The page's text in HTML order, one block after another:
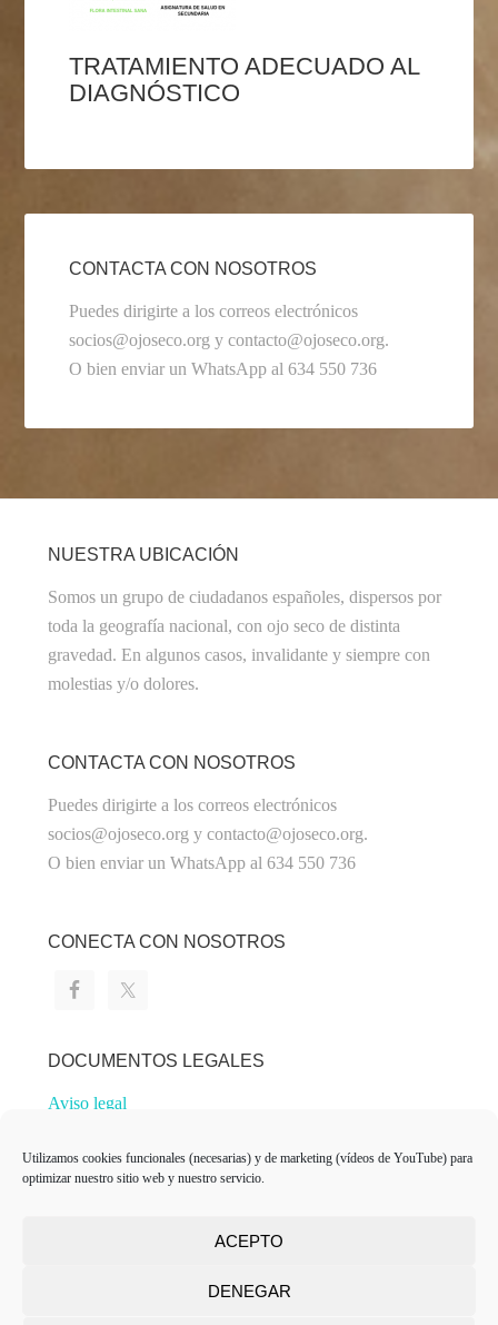
Utilizamos cookies funcionales (necesarias) y de marketing (vídeos de YouTube) para
optimizar nuestro sitio web y nuestro servicio.
ACEPTO
DENEGAR
TRATAMIENTO ADECUADO AL
DIAGNÓSTICO
CONTACTA CON NOSOTROS
Puedes dirigirte a los correos electrónicos
socios@ojoseco.org y contacto@ojoseco.org.
O bien enviar un WhatsApp al 634 550 736
NUESTRA UBICACIÓN
Somos un grupo de ciudadanos españoles, dispersos por
toda la geografía nacional, con ojo seco de distinta
gravedad. En algunos casos, invalidante y siempre con
molestias y/o dolores.
CONTACTA CON NOSOTROS
Puedes dirigirte a los correos electrónicos
socios@ojoseco.org y contacto@ojoseco.org.
O bien enviar un WhatsApp al 634 550 736
CONECTA CON NOSOTROS
DOCUMENTOS LEGALES
Aviso legal
Política de cookies